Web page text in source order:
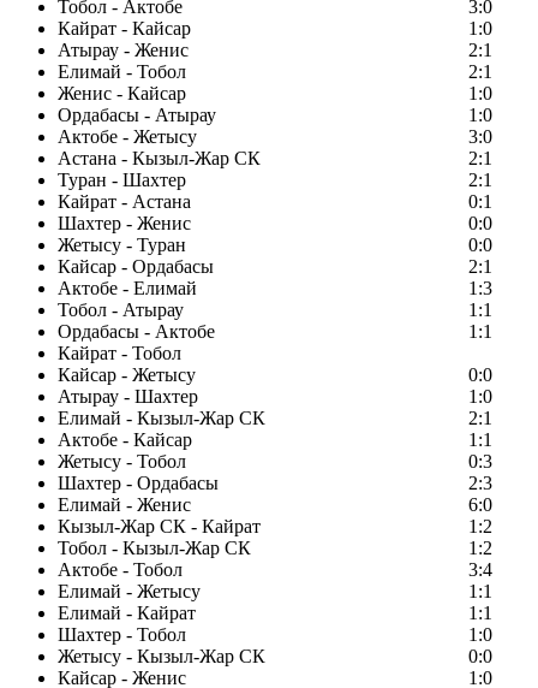
Тобол - Актобе
3:0
Кайрат - Кайсар
1:0
Атырау - Женис
2:1
Елимай - Тобол
2:1
Женис - Кайсар
1:0
Ордабасы - Атырау
1:0
Актобе - Жетысу
3:0
Астана - Кызыл-Жар СК
2:1
Туран - Шахтер
2:1
Кайрат - Астана
0:1
Шахтер - Женис
0:0
Жетысу - Туран
0:0
Кайсар - Ордабасы
2:1
Актобе - Елимай
1:3
Тобол - Атырау
1:1
Ордабасы - Актобе
1:1
Кайрат - Тобол
Кайсар - Жетысу
0:0
Атырау - Шахтер
1:0
Елимай - Кызыл-Жар СК
2:1
Актобе - Кайсар
1:1
Жетысу - Тобол
0:3
Шахтер - Ордабасы
2:3
Елимай - Женис
6:0
Кызыл-Жар СК - Кайрат
1:2
Тобол - Кызыл-Жар СК
1:2
Актобе - Тобол
3:4
Елимай - Жетысу
1:1
Елимай - Кайрат
1:1
Шахтер - Тобол
1:0
Жетысу - Кызыл-Жар СК
0:0
Кайсар - Женис
1:0